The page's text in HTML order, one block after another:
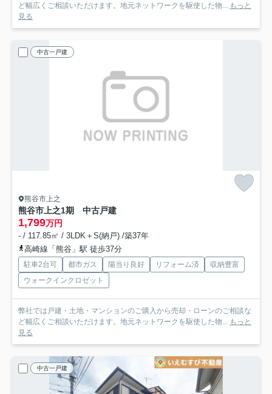
ど幅広くご相談いただけます。地元ネットワークを駆使した物... もっと
見る
中古一戸建
熊谷市上之
熊谷市上之1期 中古戸建
1,799万円
- / 117.85㎡ / 3LDK＋S(納戸) /築37年
高崎線「熊谷」駅 徒歩37分
駐車2台可 都市ガス 陽当り良好 リフォーム済
収納豊富
ウォークインクロゼット
弊社では戸建・土地・マンションのご購入から売却・ローンのご相談な
ど幅広くご相談いただけます。地元ネットワークを駆使した物... もっと
見る
中古一戸建